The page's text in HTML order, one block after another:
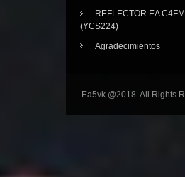
REFLECTOR EA
(YCS224)
Agradecimientos
Ea5vk @2018. All Rights